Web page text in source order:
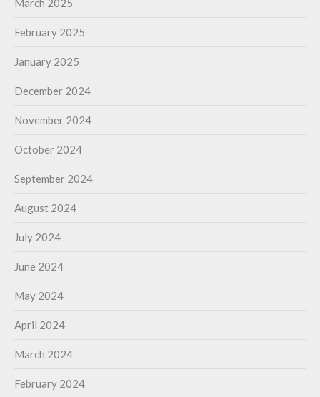
March 2025
February 2025
January 2025
December 2024
November 2024
October 2024
September 2024
August 2024
July 2024
June 2024
May 2024
April 2024
March 2024
February 2024